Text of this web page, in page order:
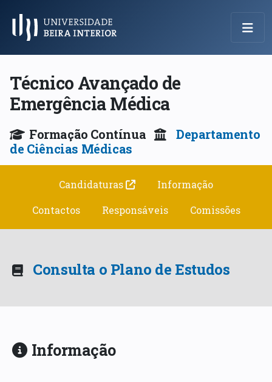
Menu Principal
Técnico Avançado de
Emergência Médica
Formação Contínua
Departamento
de Ciências Médicas
Candidaturas
Informação
Contactos
Responsáveis Comissões
Consulta o Plano de Estudos
Informação